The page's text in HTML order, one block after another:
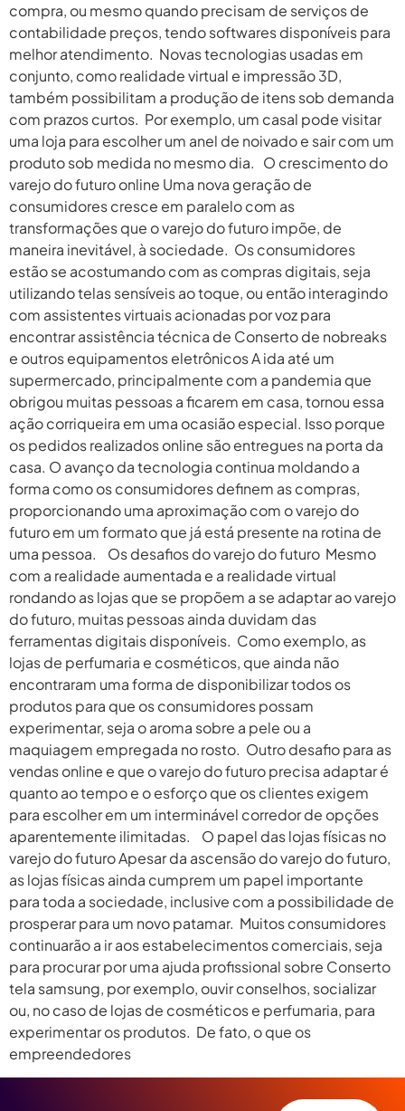
compra, ou mesmo quando precisam de serviços de
contabilidade preços, tendo softwares disponíveis para
melhor atendimento. Novas tecnologias usadas em
conjunto, como realidade virtual e impressão 3D,
também possibilitam a produção de itens sob demanda
com prazos curtos. Por exemplo, um casal pode visitar
uma loja para escolher um anel de noivado e sair com um
produto sob medida no mesmo dia. O crescimento do
varejo do futuro online Uma nova geração de
consumidores cresce em paralelo com as
transformações que o varejo do futuro impõe, de
maneira inevitável, à sociedade. Os consumidores
estão se acostumando com as compras digitais, seja
utilizando telas sensíveis ao toque, ou então interagindo
com assistentes virtuais acionadas por voz para
encontrar assistência técnica de Conserto de nobreaks
e outros equipamentos eletrônicos A ida até um
supermercado, principalmente com a pandemia que
obrigou muitas pessoas a ficarem em casa, tornou essa
ação corriqueira em uma ocasião especial. Isso porque
os pedidos realizados online são entregues na porta da
casa. O avanço da tecnologia continua moldando a
forma como os consumidores definem as compras,
proporcionando uma aproximação com o varejo do
futuro em um formato que já está presente na rotina de
uma pessoa. Os desafios do varejo do futuro Mesmo
com a realidade aumentada e a realidade virtual
rondando as lojas que se propõem a se adaptar ao varejo
do futuro, muitas pessoas ainda duvidam das
ferramentas digitais disponíveis. Como exemplo, as
lojas de perfumaria e cosméticos, que ainda não
encontraram uma forma de disponibilizar todos os
produtos para que os consumidores possam
experimentar, seja o aroma sobre a pele ou a
maquiagem empregada no rosto. Outro desafio para as
vendas online e que o varejo do futuro precisa adaptar é
quanto ao tempo e o esforço que os clientes exigem
para escolher em um interminável corredor de opções
aparentemente ilimitadas. O papel das lojas físicas no
varejo do futuro Apesar da ascensão do varejo do futuro,
as lojas físicas ainda cumprem um papel importante
para toda a sociedade, inclusive com a possibilidade de
prosperar para um novo patamar. Muitos consumidores
continuarão a ir aos estabelecimentos comerciais, seja
para procurar por uma ajuda profissional sobre Conserto
tela samsung, por exemplo, ouvir conselhos, socializar
ou, no caso de lojas de cosméticos e perfumaria, para
experimentar os produtos. De fato, o que os
empreendedores